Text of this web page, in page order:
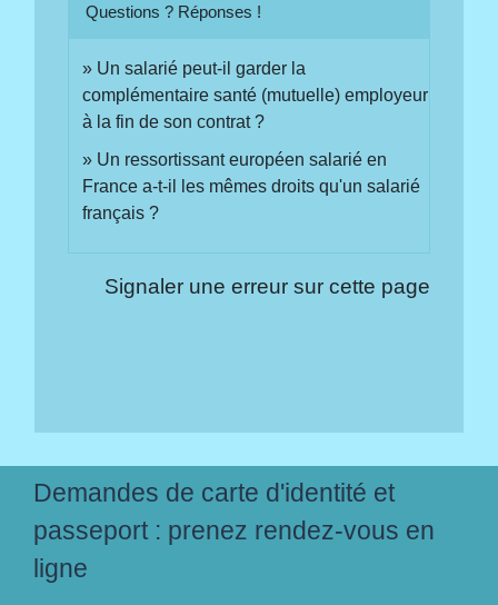
Questions ? Réponses !
Un salarié peut-il garder la
complémentaire santé (mutuelle) employeur
à la fin de son contrat ?
Un ressortissant européen salarié en
France a-t-il les mêmes droits qu'un salarié
français ?
Signaler une erreur sur cette page
Demandes de carte d'identité et
passeport : prenez rendez-vous en
ligne